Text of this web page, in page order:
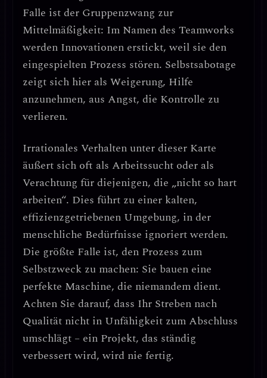
Falle ist der Gruppenzwang zur
Mittelmäßigkeit: Im Namen des Teamworks
werden Innovationen erstickt, weil sie den
eingespielten Prozess stören. Selbstsabotage
zeigt sich hier als Weigerung, Hilfe
anzunehmen, aus Angst, die Kontrolle zu
verlieren.
Irrationales Verhalten unter dieser Karte
äußert sich oft als Arbeitssucht oder als
Verachtung für diejenigen, die „nicht so hart
arbeiten“. Dies führt zu einer kalten,
effizienzgetriebenen Umgebung, in der
menschliche Bedürfnisse ignoriert werden.
Die größte Falle ist, den Prozess zum
Selbstzweck zu machen: Sie bauen eine
perfekte Maschine, die niemandem dient.
Achten Sie darauf, dass Ihr Streben nach
Qualität nicht in Unfähigkeit zum Abschluss
umschlägt – ein Projekt, das ständig
verbessert wird, wird nie fertig.